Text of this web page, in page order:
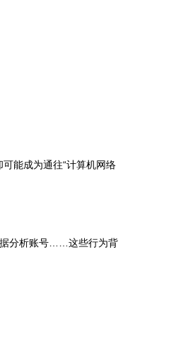
能成为通往“计算机网络
据分析账号……这些行为背